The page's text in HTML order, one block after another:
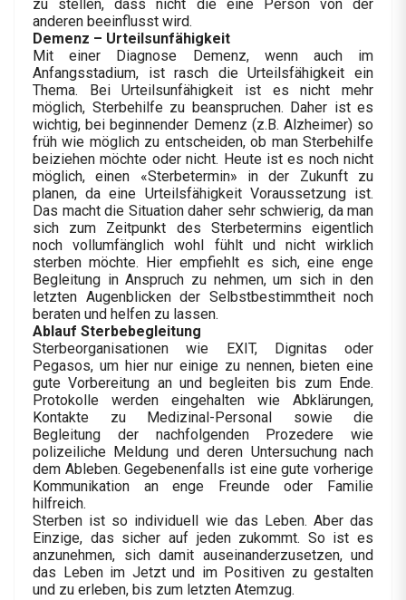
zu stellen, dass nicht die eine Person von der
anderen beeinflusst wird.
Demenz – Urteilsunfähigkeit
Mit einer Diagnose Demenz, wenn auch im
Anfangsstadium, ist rasch die Urteilsfähigkeit ein
Thema. Bei Urteilsunfähigkeit ist es nicht mehr
möglich, Sterbehilfe zu beanspruchen. Daher ist es
wichtig, bei beginnender Demenz (z.B. Alzheimer) so
früh wie möglich zu entscheiden, ob man Sterbehilfe
beiziehen möchte oder nicht. Heute ist es noch nicht
möglich, einen «Sterbetermin» in der Zukunft zu
planen, da eine Urteilsfähigkeit Voraussetzung ist.
Das macht die Situation daher sehr schwierig, da man
sich zum Zeitpunkt des Sterbetermins eigentlich
noch vollumfänglich wohl fühlt und nicht wirklich
sterben möchte. Hier empfiehlt es sich, eine enge
Begleitung in Anspruch zu nehmen, um sich in den
letzten Augenblicken der Selbstbestimmtheit noch
beraten und helfen zu lassen.
Ablauf Sterbebegleitung
Sterbeorganisationen wie EXIT, Dignitas oder
Pegasos, um hier nur einige zu nennen, bieten eine
gute Vorbereitung an und begleiten bis zum Ende.
Protokolle werden eingehalten wie Abklärungen,
Kontakte zu Medizinal-Personal sowie die
Begleitung der nachfolgenden Prozedere wie
polizeiliche Meldung und deren Untersuchung nach
dem Ableben. Gegebenenfalls ist eine gute vorherige
Kommunikation an enge Freunde oder Familie
hilfreich.
Sterben ist so individuell wie das Leben. Aber das
Einzige, das sicher auf jeden zukommt. So ist es
anzunehmen, sich damit auseinanderzusetzen, und
das Leben im Jetzt und im Positiven zu gestalten
und zu erleben, bis zum letzten Atemzug.